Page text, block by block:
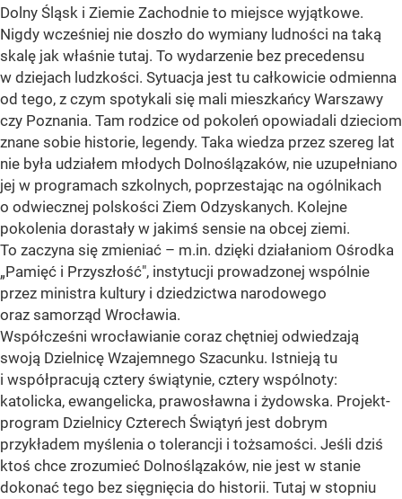
Dolny Śląsk i Ziemie Zachodnie to miejsce wyjątkowe.
Nigdy wcześniej nie doszło do wymiany ludności na taką
skalę jak właśnie tutaj. To wydarzenie bez precedensu
w dziejach ludzkości. Sytuacja jest tu całkowicie odmienna
od tego, z czym spotykali się mali mieszkańcy Warszawy
czy Poznania. Tam rodzice od pokoleń opowiadali dzieciom
znane sobie historie, legendy. Taka wiedza przez szereg lat
nie była udziałem młodych Dolnoślązaków, nie uzupełniano
jej w programach szkolnych, poprzestając na ogólnikach
o odwiecznej polskości Ziem Odzyskanych. Kolejne
pokolenia dorastały w jakimś sensie na obcej ziemi.
To zaczyna się zmieniać – m.in. dzięki działaniom Ośrodka
„Pamięć i Przyszłość", instytucji prowadzonej wspólnie
przez ministra kultury i dziedzictwa narodowego
oraz samorząd Wrocławia.
Współcześni wrocławianie coraz chętniej odwiedzają
swoją Dzielnicę Wzajemnego Szacunku. Istnieją tu
i współpracują cztery świątynie, cztery wspólnoty:
katolicka, ewangelicka, prawosławna i żydowska. Projekt-
program Dzielnicy Czterech Świątyń jest dobrym
przykładem myślenia o tolerancji i tożsamości. Jeśli dziś
ktoś chce zrozumieć Dolnoślązaków, nie jest w stanie
dokonać tego bez sięgnięcia do historii. Tutaj w stopniu